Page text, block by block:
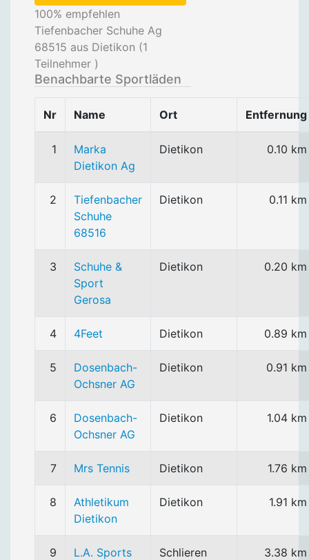
100% empfehlen
Tiefenbacher Schuhe Ag
68515 aus Dietikon (1
Teilnehmer )
Benachbarte Sportläden
Nr Name Ort Entfernung
1
Marka
Dietikon Ag
Dietikon 0.10 km
2
Tiefenbacher
Schuhe
68516
Dietikon 0.11 km
3
Schuhe &
Sport
Gerosa
Dietikon 0.20 km
4 4Feet Dietikon 0.89 km
5
Dosenbach-
Ochsner AG
Dietikon 0.91 km
6
Dosenbach-
Ochsner AG
Dietikon 1.04 km
7 Mrs Tennis Dietikon 1.76 km
8
Athletikum
Dietikon
Dietikon 1.91 km
9
L.A. Sports
Schlieren 3.38 km